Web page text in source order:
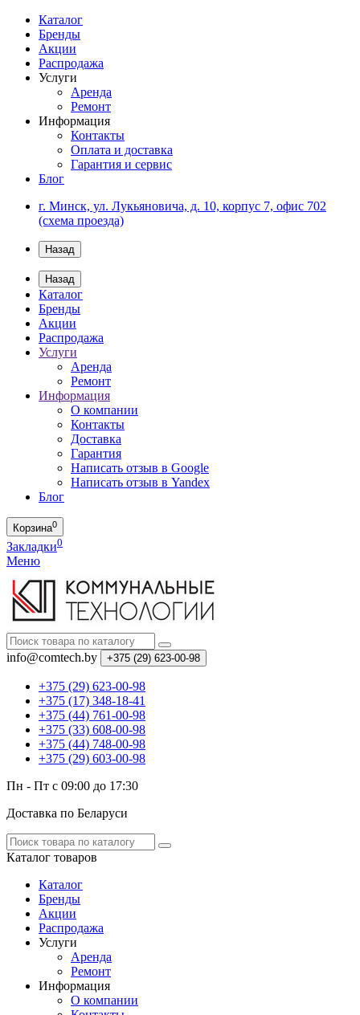
Каталог
Бренды
Акции
Распродажа
Услуги
Аренда
Ремонт
Информация
Контакты
Оплата и доставка
Гарантия и сервис
Блог
г. Минск, ул. Лукьяновича, д. 10, корпус 7, офис 702
(схема проезда)
Назад
Назад
Каталог
Бренды
Акции
Распродажа
Услуги
Аренда
Ремонт
Информация
О компании
Контакты
Доставка
Гарантия
Написать отзыв в Google
Написать отзыв в Yandex
Блог
Корзина0
Закладки0
Меню
info@comtech.by +375 (29) 623-00-98
+375 (29) 623-00-98
+375 (17) 348-18-41
+375 (44) 761-00-98
+375 (33) 608-00-98
+375 (44) 748-00-98
+375 (29) 603-00-98
Пн - Пт с 09:00 до 17:30
Доставка по Беларуси
Каталог товаров
Каталог
Бренды
Акции
Распродажа
Услуги
Аренда
Ремонт
Информация
О компании